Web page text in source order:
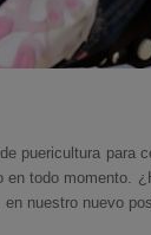
puericultura para
todo momento.
nuestro nuevo